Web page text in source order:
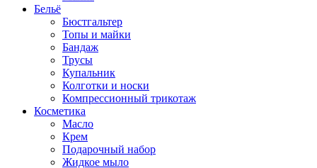
Бельё
Бюстгальтер
Топы и майки
Бандаж
Трусы
Купальник
Колготки и носки
Компрессионный трикотаж
Косметика
Масло
Крем
Подарочный набор
Жидкое мыло